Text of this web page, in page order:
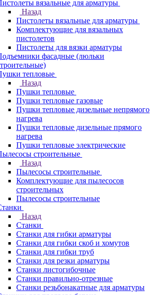
вязальные для арматуры
Назад
Пистолеты вязальные для арматуры
Комплектующие для вязальных
пистолетов
Пистолеты для вязки арматуры
фасадные (люльки
тепловые
Назад
Пушки тепловые
Пушки тепловые газовые
Пушки тепловые дизельные непрямого
нагрева
Пушки тепловые дизельные прямого
нагрева
Пушки тепловые электрические
строительные
Назад
Пылесосы строительные
Комплектующие для пылесосов
строительных
Пылесосы строительные
Назад
Станки
Станки для гибки арматуры
Станки для гибки скоб и хомутов
Станки для гибки труб
Станки для резки арматуры
Станки листогибочные
Станки правильно-отрезные
Станки резьбонакатные для арматуры